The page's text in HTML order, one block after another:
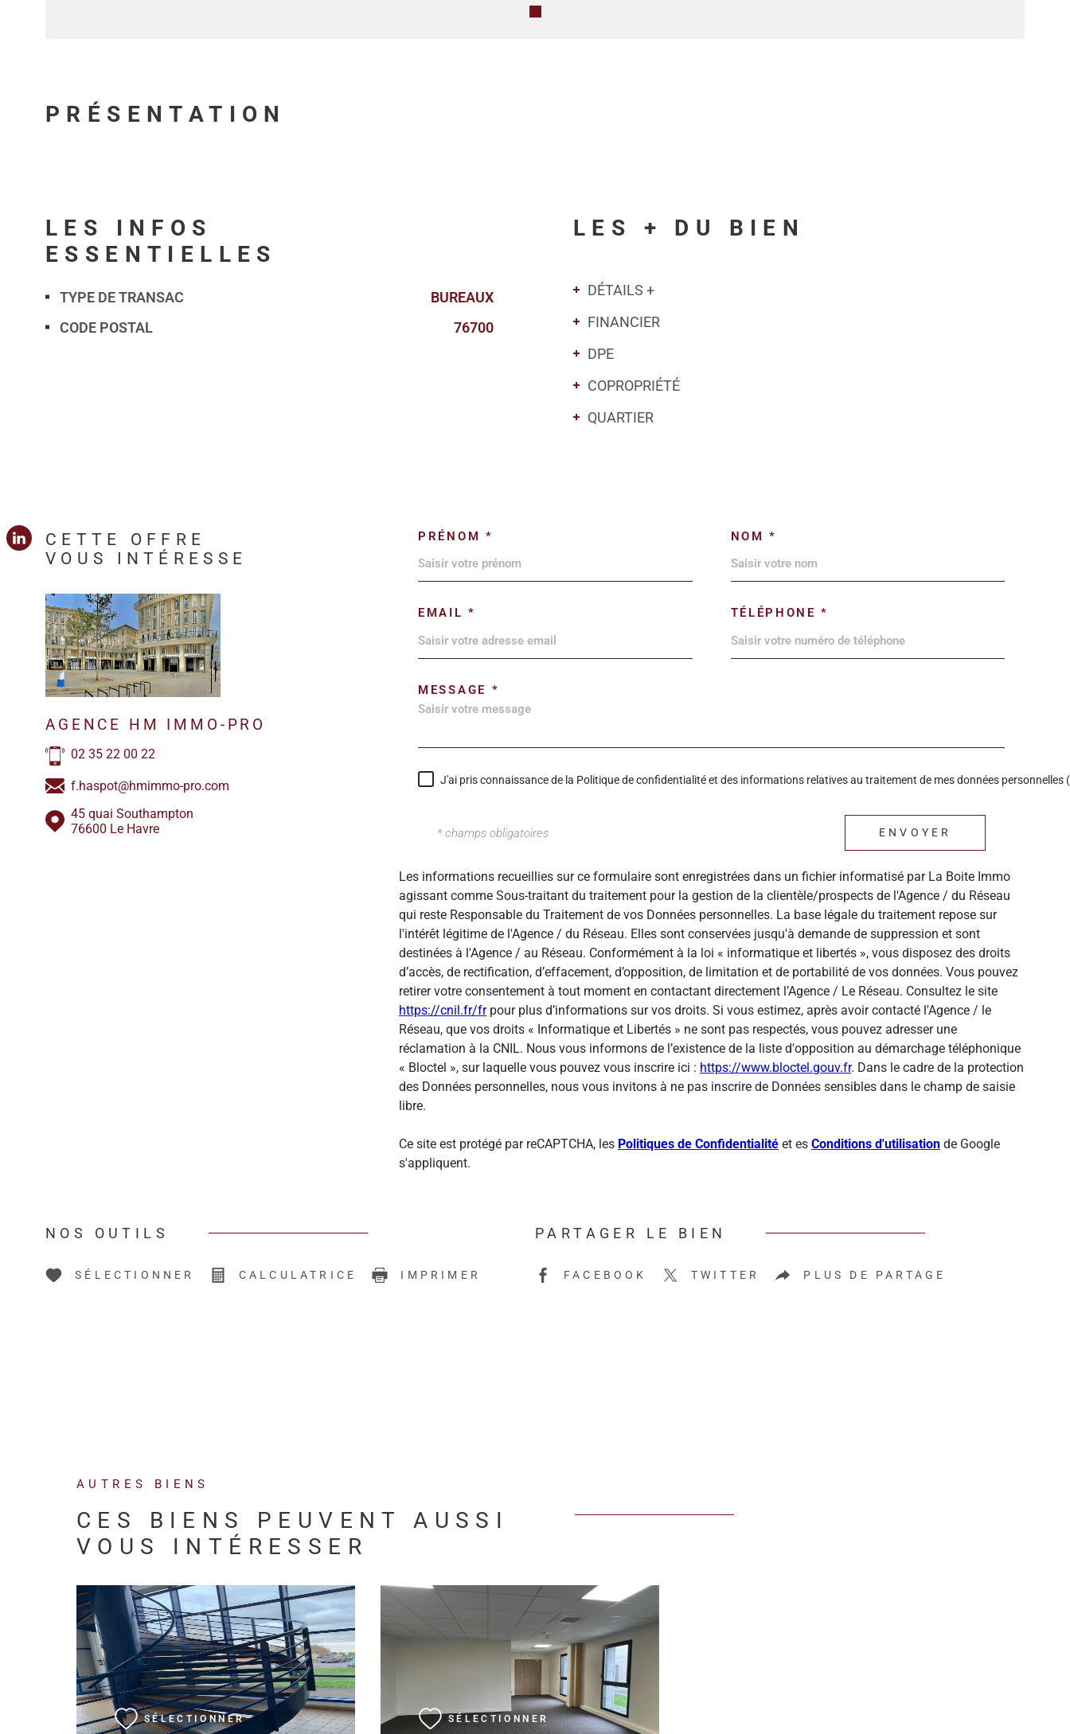
PRÉSENTATION
LES INFOS
ESSENTIELLES
Caractérisque Valeurs
TYPE DE TRANSAC
BUREAUX
CODE POSTAL
76700
LES + DU BIEN
DÉTAILS +
FINANCIER
DPE
COPROPRIÉTÉ
QUARTIER
CETTE OFFRE
VOUS INTÉRESSE
AGENCE HM IMMO-PRO
02 35 22 00 22
f.haspot@hmimmo-pro.com
45 quai Southampton
76600 Le Havre
PRÉNOM * NOM *
EMAIL * TÉLÉPHONE *
MESSAGE *
J'ai pris connaissance de la Politique de confidentialité et des informations relatives au traitement de mes données personnelles
* champs obligatoires ENVOYER
Les informations recueillies sur ce formulaire sont enregistrées dans un fichier informatisé par La Boite Immo
agissant comme Sous-traitant du traitement pour la gestion de la clientèle/prospects de l'Agence / du Réseau
qui reste Responsable du Traitement de vos Données personnelles. La base légale du traitement repose sur
l'intérêt légitime de l'Agence / du Réseau. Elles sont conservées jusqu'à demande de suppression et sont
destinées à l'Agence / au Réseau. Conformément à la loi « informatique et libertés », vous disposez des droits
d’accès, de rectification, d’effacement, d’opposition, de limitation et de portabilité de vos données. Vous pouvez
retirer votre consentement à tout moment en contactant directement l’Agence / Le Réseau. Consultez le site
https://cnil.fr/frpour plus d’informations sur vos droits. Si vous estimez, après avoir contacté l'Agence / le
Réseau, que vos droits « Informatique et Libertés » ne sont pas respectés, vous pouvez adresser une
réclamation à la CNIL. Nous vous informons de l’existence de la liste d'opposition au démarchage téléphonique
« Bloctel », sur laquelle vous pouvez vous inscrire ici : https://www.bloctel.gouv.fr. Dans le cadre de la protection
des Données personnelles, nous vous invitons à ne pas inscrire de Données sensibles dans le champ de saisie
libre.
Ce site est protégé par reCAPTCHA, les Politiques de Confidentialité et es Conditions d'utilisation de Google
s'appliquent.
NOS OUTILS
SÉLECTIONNER CALCULATRICE IMPRIMER
PARTAGER LE BIEN
FACEBOOK TWITTER PLUS DE PARTAGE
AUTRES BIENS
CES BIENS PEUVENT AUSSI
VOUS INTÉRESSER
SÉLECTIONNER
VOIR LE BIEN
SÉLECTIONNER
VOIR LE BIEN